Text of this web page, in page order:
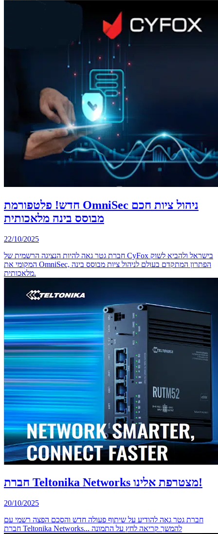
חדש! פלטפורמת OmniSec ניהול ציות חכם
מבוסס בינה מלאכותית
22/10/2025
חברת גטר גאה להיות הנציגה הרשמית של CyFox בישראל ולהביא לשוק
המקומי את OmniSec, הפתרון המתקדם בעולם לניהול ציות מבוסס בינה
מלאכותית.
חברת Teltonika Networks מצטרפת אלינו!
20/10/2025
חברת גטר גאה להודיע על שיתוף פעולה חדש והסכם הפצה רשמי עם
חברת Teltonika Networks... להמשך קריאה לחץ על התמונה